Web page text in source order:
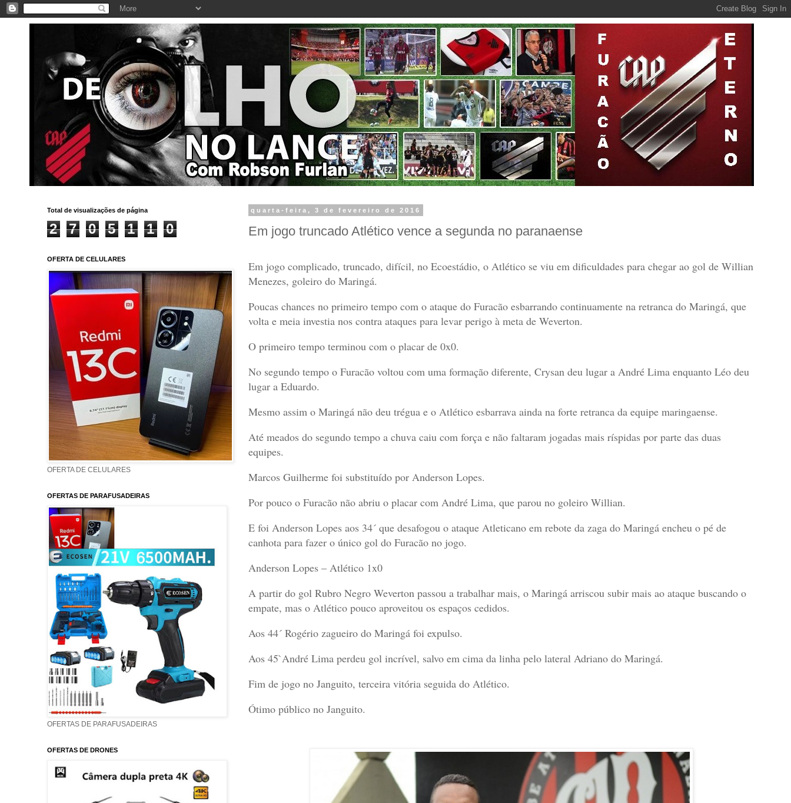
quarta-feira, 3 de fevereiro de 2016
Em jogo truncado Atlético vence a segunda no paranaense
Em jogo complicado, truncado, difícil, no Ecoestádio, o Atlético se viu em dificuldades para chegar ao gol de Willian
Menezes, goleiro do Maringá.
Poucas chances no primeiro tempo com o ataque do Furacão esbarrando continuamente na retranca do Maringá, que
volta e meia investia nos contra ataques para levar perigo à meta de Weverton.
O primeiro tempo terminou com o placar de 0x0.
No segundo tempo o Furacão voltou com uma formação diferente, Crysan deu lugar a André Lima enquanto Léo deu
lugar a Eduardo.
Mesmo assim o Maringá não deu trégua e o Atlético esbarrava ainda na forte retranca da equipe maringaense.
Até meados do segundo tempo a chuva caiu com força e não faltaram jogadas mais ríspidas por parte das duas
equipes.
Marcos Guilherme foi substituído por Anderson Lopes.
Por pouco o Furacão não abriu o placar com André Lima, que parou no goleiro Willian.
E foi Anderson Lopes aos 34´ que desafogou o ataque Atleticano em rebote da zaga do Maringá encheu o pé de
canhota para fazer o único gol do Furacão no jogo.
Anderson Lopes – Atlético 1x0
A partir do gol Rubro Negro Weverton passou a trabalhar mais, o Maringá arriscou subir mais ao ataque buscando o
empate, mas o Atlético pouco aproveitou os espaços cedidos.
Aos 44´ Rogério zagueiro do Maringá foi expulso.
Aos 45`André Lima perdeu gol incrível, salvo em cima da linha pelo lateral Adriano do Maringá.
Fim de jogo no Janguito, terceira vitória seguida do Atlético.
Ótimo público no Janguito.
Total de visualizações de página
2 7 0 5 1 1 0
OFERTA DE CELULARES
OFERTA DE CELULARES
OFERTAS DE PARAFUSADEIRAS
OFERTAS DE PARAFUSADEIRAS
OFERTAS DE DRONES